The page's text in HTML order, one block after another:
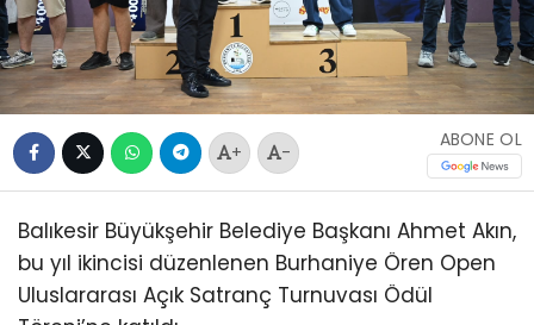
+ -
ABONE OL
Balıkesir Büyükşehir Belediye Başkanı Ahmet Akın,
bu yıl ikincisi düzenlenen Burhaniye Ören Open
Uluslararası Açık Satranç Turnuvası Ödül